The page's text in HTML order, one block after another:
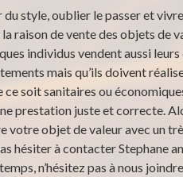
style, oublier le passer et
raison de vente des objets de
individus vendent aussi
mais qu’ils doivent
soit sanitaires ou
prestation juste et correcte.
votre objet de valeur avec un
hésiter à contacter Stephane
n’hésitez pas à nous